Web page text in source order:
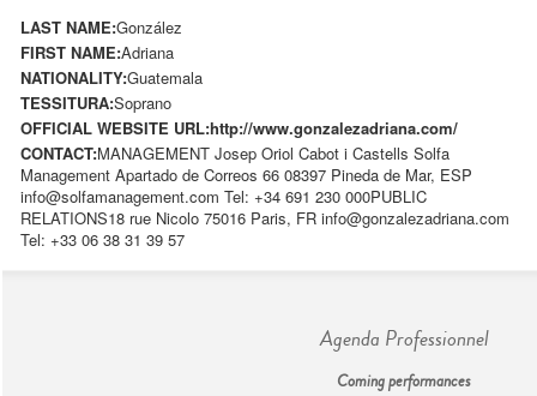
LAST NAME:González
FIRST NAME:Adriana
NATIONALITY:Guatemala
TESSITURA:Soprano
OFFICIAL WEBSITE URL:http://www.gonzalezadriana.com/
CONTACT:MANAGEMENT Josep Oriol Cabot i Castells Solfa
Management Apartado de Correos 66 08397 Pineda de Mar, ESP
info@solfamanagement.com Tel: +34 691 230 000 ​ ​ PUBLIC
RELATIONS ​ 18 rue Nicolo 75016 Paris, FR info@gonzalezadriana.com
Tel: +33 06 38 31 39 57
Agenda Professionnel
Coming performances